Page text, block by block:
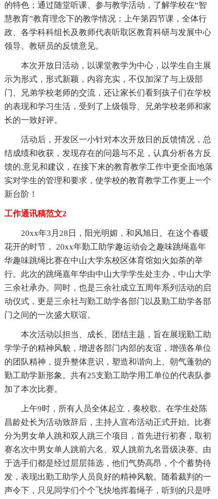
的特色；通过随堂听课、参与教学活动，了解学校在“智
慧教育”教育理念下的教学情况；上午第四节课，全体行
政、各学科科组长及教师代表听取区教育科研与发展中心
领导、教研员的反馈意见。
本次开放日活动，以课堂教学为中心，以学生自主展
示为形式，形式新颖，内容充实，不仅加深了与上级部
门、兄弟学校老师的交流，还让家长们看到孩子们在学校
的表现和学习生活，受到了上级领导、兄弟学校老师和家
长的一致好评。
活动后，开发区一小针对本次开放日的反馈情况，总
结成绩和收获，发现存在的问题与不足，认真分析各方反
馈的.意见和建议，在接下来的教育教学工作中更全面地落
实对学生的管理和要求，使学校的教育教学工作更上一个
新台阶！
工作通讯稿范文2
20xx年3月28日，阳光明媚，和风旭日。在这个春暖
花开的时节， 20xx年勤工助学趣运动会之趣味跳绳嘉年
华趣味跳绳比赛在中山大学东校区体育馆如火如荼的举
行。此次的跳绳嘉年华由中山大学学生处主办，中山大学
三余社承办。同时，也是三余社成立五周年系列活动的启
动仪式，更是三余社与勤工助学各部门以及勤工助学各部
门之间的一次盛大联谊。
本次活动以担当、成长、团结主题，旨在展现勤工助
学学子的精神风貌，增进各部门内部的友谊，增强各单位
的团队精神，提升整体意识，塑造和谐向上、朝气蓬勃的
勤工助学新形象。共有25支勤工助学用工单位的代表队参
加了本次比赛。
上午9时，所有人员全体起立，奏校歌。在学生处陈
昌龄处长为活动致辞后，主持人宣布活动正式开始。比赛
分为男女单人跳和双人跳三个项目，首先进行初赛，取初
赛名次中男女单人跳前六名、双人跳前九名晋级决赛。由
于选手们都是经过层层筛选，他们气势高昂，个个蓄势待
发，表现出勤工助学人员良好的精神风貌。随着裁判的一
声令下，只见同学们个个飞快地挥着绳子，听到的只是呼